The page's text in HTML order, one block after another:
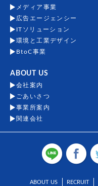
メディア事業
広告エージェンシー
ITソリューション
環境と工業デザイン
BtoC事業
ABOUT US
会社案内
ごあいさつ
事業所案内
関連会社
ABOUT US RECRUIT